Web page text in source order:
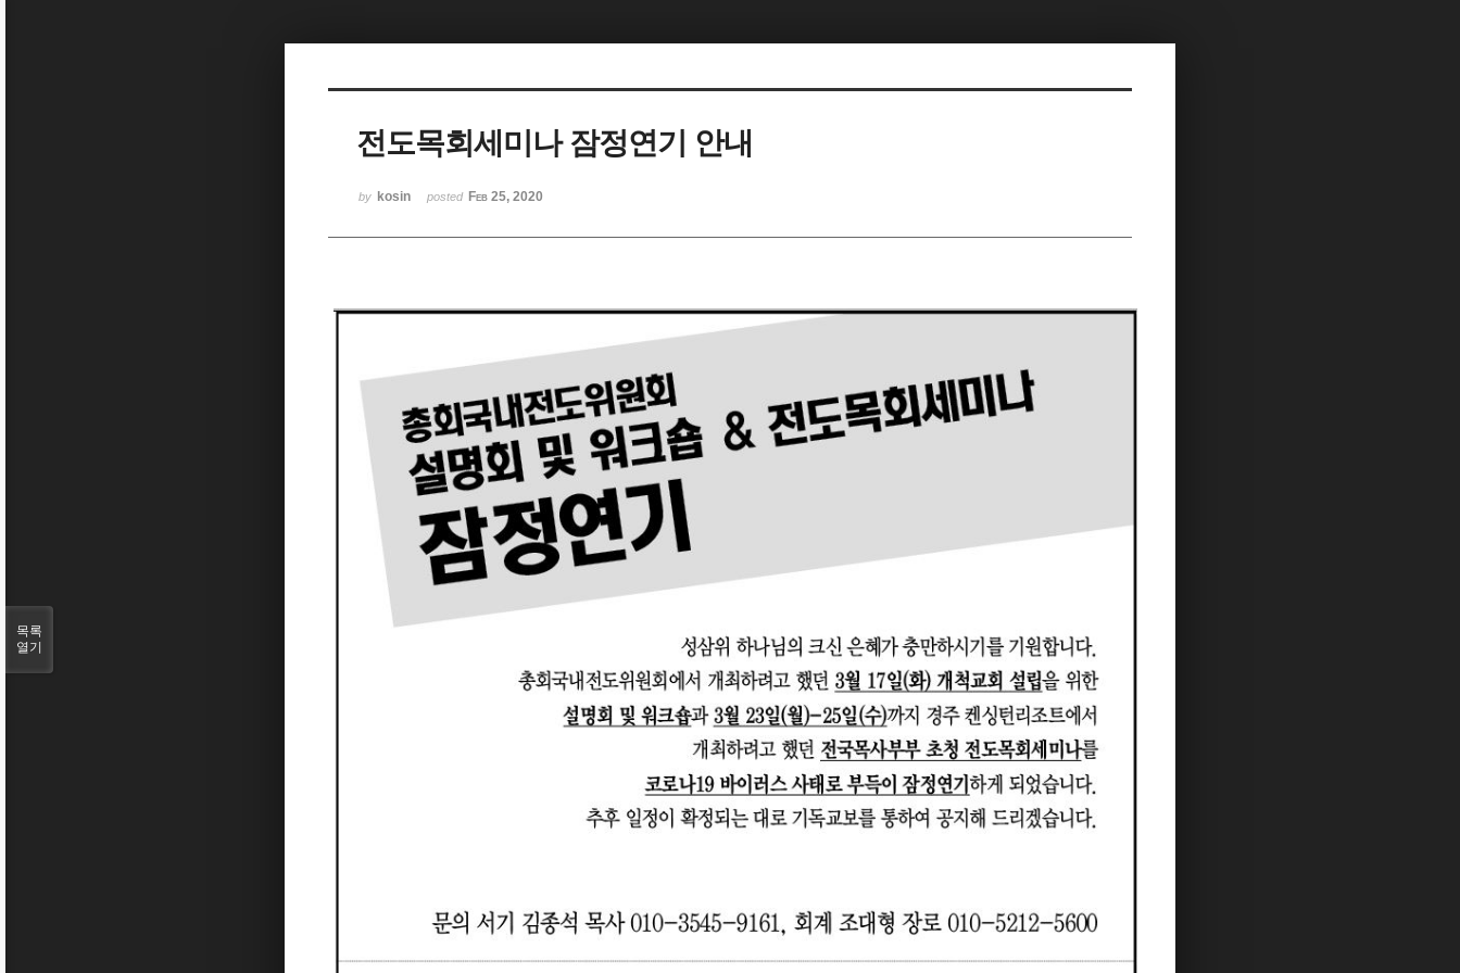
전도목회세미나 잠정연기 안내
by kosin posted Feb 25, 2020
목록
열기
Sketchbook5, 스케치북5
Sketchbook5, 스케치북5